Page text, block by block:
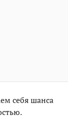
себя шанса